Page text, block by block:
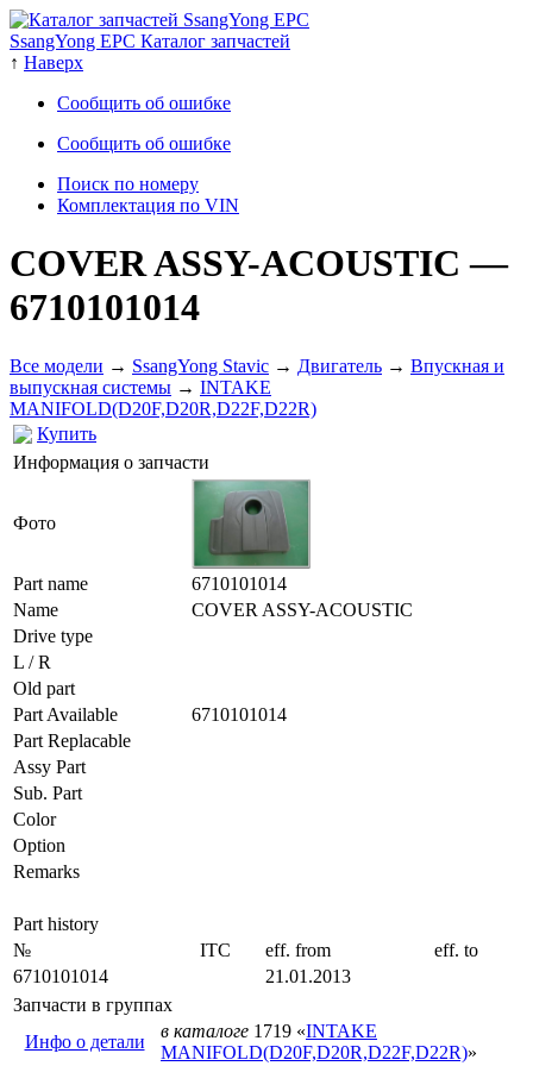
SsangYong EPC Каталог запчастей
↑ Наверх
Сообщить об ошибке
Сообщить об ошибке
Поиск по номеру
Комплектация по VIN
COVER ASSY-ACOUSTIC—
6710101014
Все модели → SsangYong Stavic → Двигатель → Впускная и
выпускная системы → INTAKE
MANIFOLD(D20F,D20R,D22F,D22R)
Купить
Информация о запчасти
Фото
Part name
6710101014
Name
COVER ASSY-ACOUSTIC
Drive type
L / R
Old part
Part Available
6710101014
Part Replacable
Assy Part
Sub. Part
Color
Option
Remarks
Part history
№
ITC eff. from
eff. to
6710101014
21.01.2013
Запчасти в группах
Инфо о детали
в каталоге 1719 «INTAKE
MANIFOLD(D20F,D20R,D22F,D22R)»